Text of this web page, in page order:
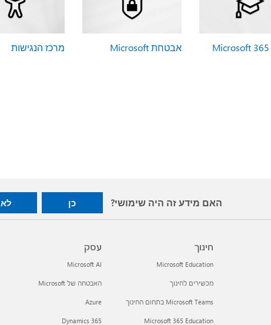
אבטחת Microsoft מרכז הנגישות
האם מידע זה היה שימושי? כן לא
חינוך
Microsoft Education
מכשירים לחינוך
Microsoft Teams בתחום החינוך
Microsoft 365 Education
עסק
Microsoft AI
האבטחה של Microsoft
Azure
Dynamics 365